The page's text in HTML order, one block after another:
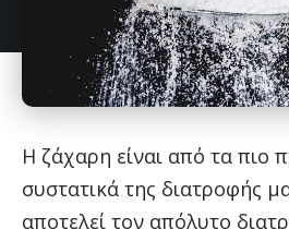
Η ζάχαρη είναι από τα πιο
συστατικά της διατροφής
αποτελεί τον απόλυτο